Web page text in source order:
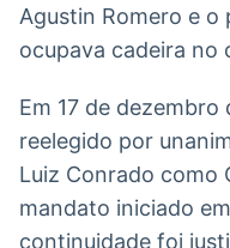
Agustin Romero e o
ocupava cadeira no
Em 17 de
reelegido por
Luiz Conrado como
mandato iniciado
continuidade foi